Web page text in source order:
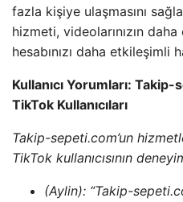
fazla kişiye ulaşmasını
hizmeti, videolarınızın
hesabınızı daha etkileşimli
Kullanıcı Yorumları:
TikTok Kullanıcıları
Takip-sepeti.com’un
TikTok kullanıcısının
(Aylin): “Takip-